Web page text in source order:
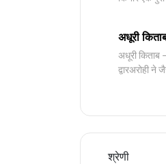
अधूरी
अधूरी किताब
द्वारअरोही ने
श्रेणी